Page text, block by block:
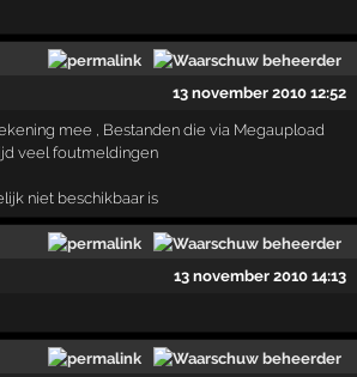
13 november 2010 12:52
mee , Bestanden die via Megaupload
veel foutmeldingen
niet beschikbaar is
13 november 2010 14:13